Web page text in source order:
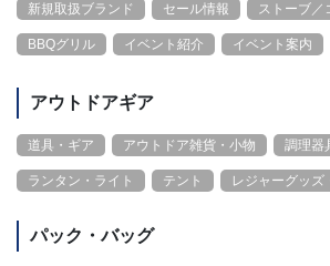
新規取扱ブランド セール情報 ストーブ／
BBQグリル イベント紹介 イベント案内
アウトドアギア
道具・ギア アウトドア雑貨・小物 調理器
ランタン・ライト テント レジャーグッズ
パック・バッグ